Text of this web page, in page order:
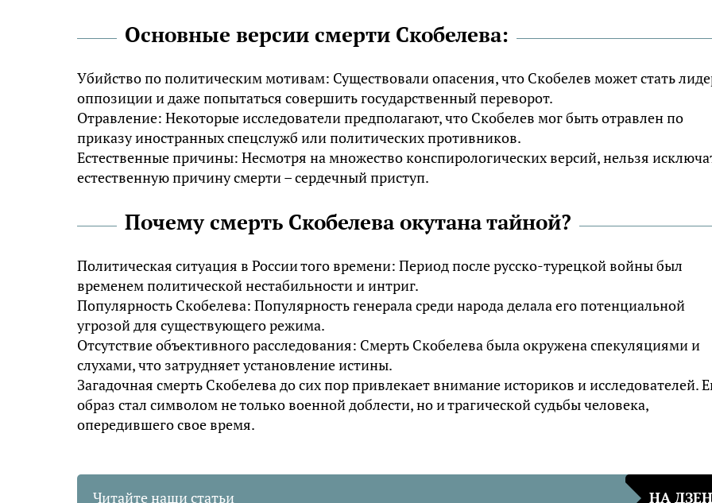
Основные версии смерти Скобелева:
Убийство по политическим мотивам: Существовали опасения, что Скобелев может стать
оппозиции и даже попытаться совершить государственный переворот.
Отравление: Некоторые исследователи предполагают, что Скобелев мог быть отравлен по
приказу иностранных спецслужб или политических противников.
Естественные причины: Несмотря на множество конспирологических версий, нельзя
естественную причину смерти – сердечный приступ.
Почему смерть Скобелева окутана тайной?
Политическая ситуация в России того времени: Период после русско-турецкой войны был
временем политической нестабильности и интриг.
Популярность Скобелева: Популярность генерала среди народа делала его потенциальной
угрозой для существующего режима.
Отсутствие объективного расследования: Смерть Скобелева была окружена спекуляциями и
слухами, что затрудняет установление истины.
Загадочная смерть Скобелева до сих пор привлекает внимание историков и исследователей.
образ стал символом не только военной доблести, но и трагической судьбы человека,
опередившего свое время.
Читайте наши статьи НА ДЗЕН